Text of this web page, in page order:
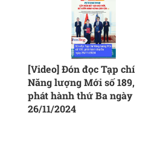
[Video] Đón đọc Tạp chí
Năng lượng Mới số 189,
phát hành thứ Ba ngày
26/11/2024